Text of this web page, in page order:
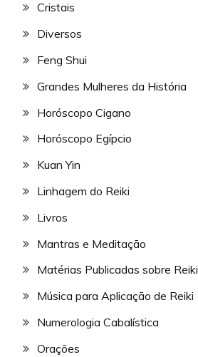
Cristais
Diversos
Feng Shui
Grandes Mulheres da História
Horóscopo Cigano
Horóscopo Egípcio
Kuan Yin
Linhagem do Reiki
Livros
Mantras e Meditação
Matérias Publicadas sobre Reiki
Música para Aplicação de Reiki
Numerologia Cabalística
Orações